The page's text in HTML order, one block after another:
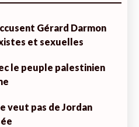
Gérard Darmon
et sexuelles
le peuple palestinien
veut pas de Jordan